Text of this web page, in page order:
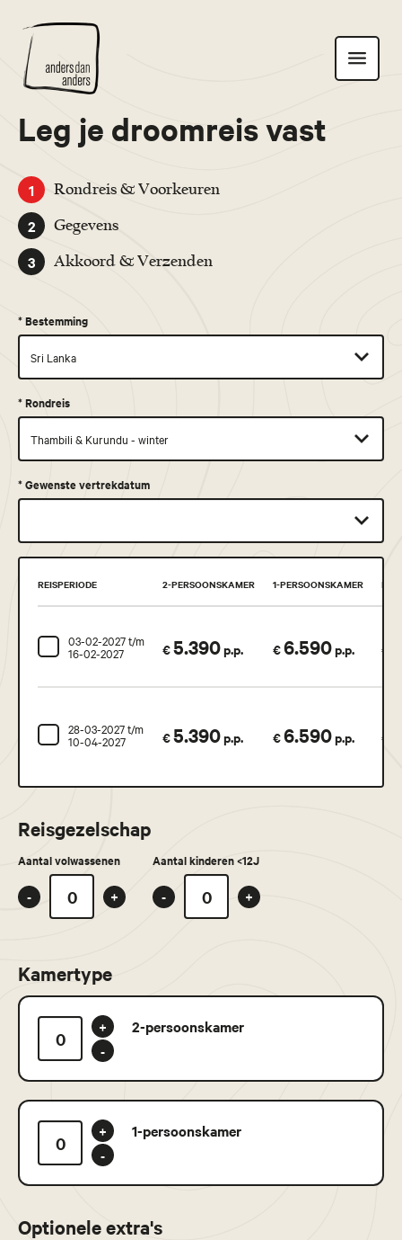
Anders
dan
Anders
Toon
navigatie
Leg je droomreis vast
1 Rondreis & Voorkeuren
2 Gegevens
3 Akkoord & Verzenden
*Bestemming
*Rondreis
*Gewenste vertrekdatum
REISPERIODE 2-PERSOONSKAMER 1-PERSOONSKAMER
03-02-2027 t/m
16-02-2027 €5.390p.p. €6.590p.p. €
28-03-2027 t/m
10-04-2027 €5.390p.p. €6.590p.p. €
Reisgezelschap
Aantal volwassenen
- +
Aantal kinderen <12J
- +
Kamertype
+
-
2-persoonskamer
+
-
1-persoonskamer
Optionele extra's